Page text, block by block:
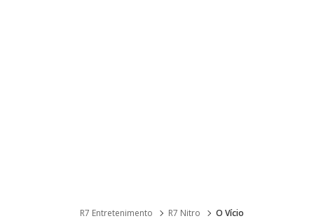
R7 Entretenimento R7 Nitro O Vício